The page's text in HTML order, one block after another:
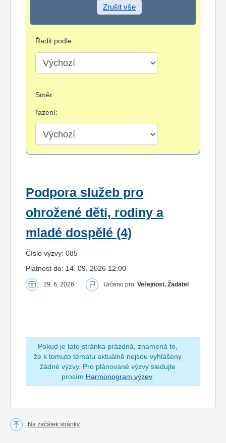
Zrušit vše
Řadit podle:
Směr
řazení:
Podpora služeb pro
ohrožené děti, rodiny a
mladé dospělé (4)
Číslo výzvy: 085
Platnost do: 14. 09. 2026 12:00
29. 6. 2026 Určeno pro: Veřejnost, Žadatel
Pokud je tato stránka prázdná, znamená to,
že k tomuto tématu aktuálně nejsou vyhlášeny
žádné výzvy. Pro plánované výzvy sledujte
prosím Harmonogram výzev.
Na začátek stránky